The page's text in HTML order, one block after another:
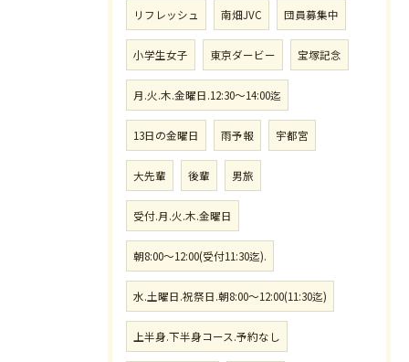
リフレッシュ 南畑JVC 団員募集中
小学生女子 東京ダービー 宝塚記念
月.火.木.金曜日.12:30〜14:00迄
13日の金曜日 雨予報 宇都宮
大先輩 後輩 男旅
受付.月.火.木.金曜日
朝8:00〜12:00(受付11:30迄).
水.土曜日.祝祭日.朝8:00〜12:00(11:30迄)
上半身.下半身コース.予約なし